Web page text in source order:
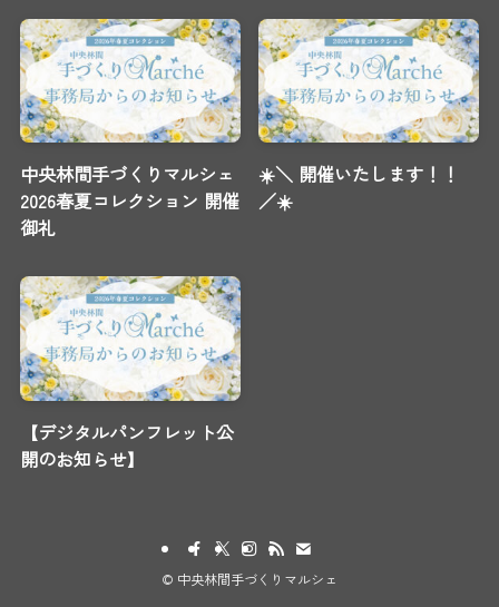
中央林間手づくりマルシェ
2026春夏コレクション 開催
御礼
☀️＼ 開催いたします！！
／☀️
【デジタルパンフレット公
開のお知らせ】
© 中央林間手づくりマルシェ